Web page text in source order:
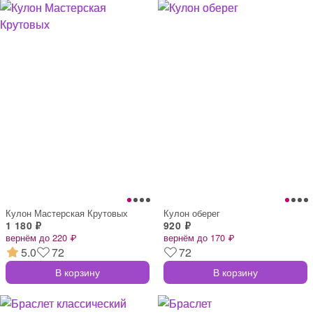
Кулон Мастерская Крутовых
1 180 ₽
вернём до 220 ₽
5.0 72
В корзину
Кулон оберег
920 ₽
вернём до 170 ₽
72
В корзину